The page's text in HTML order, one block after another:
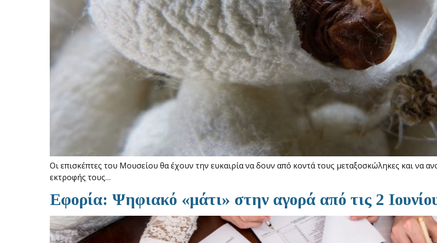
Οι επισκέπτες του Μουσείου θα έχουν την ευκαιρία να δουν από κοντά τους μεταξοσκώληκες και να
εκτροφής τους…
Εφορία: Ψηφιακό «μάτι» στην αγορά από τις 2